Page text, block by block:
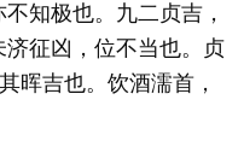
极也。九二贞吉，
济征凶，位不当也。贞
晖吉也。饮酒濡首，